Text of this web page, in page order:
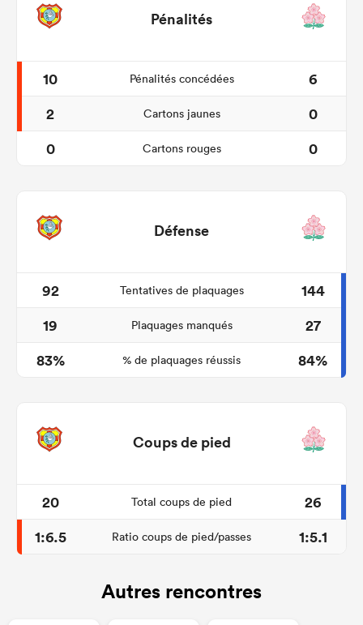
Pénalités
10 Pénalités concédées
6
2
Cartons jaunes
0
0
Cartons rouges 0
Défense
92 Tentatives de plaquages
144
19
Plaquages manqués
27
83%
% de plaquages réussis 84%
Coups de pied
20 Total coups de pied
26
1:6.5
Ratio coups de pied/passes 1:5.1
Autres rencontres